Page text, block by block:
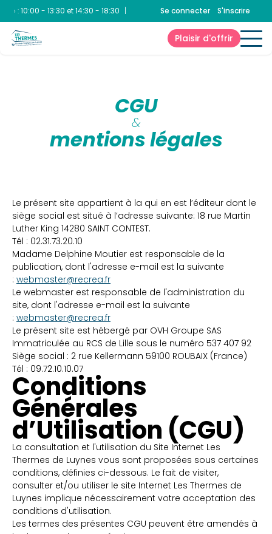
10:00 - 13:30 et 14:30 - 18:30 | 10:00 - 13:30 et 14:30 - 18:30
Se connecter S'inscrire
Plaisir d'offrir
CGU
&
mentions légales
Le présent site appartient à la qui en est l’éditeur dont le
siège social est situé à l’adresse suivante: 18 rue Martin
Luther King 14280 SAINT CONTEST.
Tél : 02.31.73.20.10
Madame Delphine Moutier est responsable de la
publication, dont l'adresse e-mail est la suivante
: webmaster@recrea.fr
Le webmaster est responsable de l'administration du
site, dont l'adresse e-mail est la suivante
: webmaster@recrea.fr
Le présent site est hébergé par OVH Groupe SAS
Immatriculée au RCS de Lille sous le numéro 537 407 92
Siège social : 2 rue Kellermann 59100 ROUBAIX (France)
Tél : 09.72.10.10.07
Conditions
Générales
d’Utilisation (CGU)
La consultation et l'utilisation du Site Internet Les
Thermes de Luynes vous sont proposées sous certaines
conditions, définies ci-dessous. Le fait de visiter,
consulter et/ou utiliser le site Internet Les Thermes de
Luynes implique nécessairement votre acceptation des
conditions d'utilisation.
Les termes des présentes CGU peuvent être amendés à